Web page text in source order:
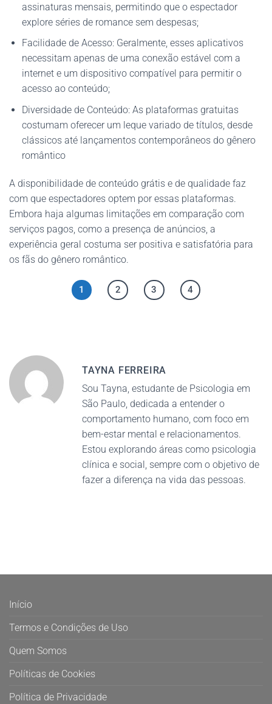
assinaturas mensais, permitindo que o espectador
explore séries de romance sem despesas;
Facilidade de Acesso: Geralmente, esses aplicativos
necessitam apenas de uma conexão estável com a
internet e um dispositivo compatível para permitir o
acesso ao conteúdo;
Diversidade de Conteúdo: As plataformas gratuitas
costumam oferecer um leque variado de títulos, desde
clássicos até lançamentos contemporâneos do gênero
romântico
A disponibilidade de conteúdo grátis e de qualidade faz
com que espectadores optem por essas plataformas.
Embora haja algumas limitações em comparação com
serviços pagos, como a presença de anúncios, a
experiência geral costuma ser positiva e satisfatória para
os fãs do gênero romântico.
1 2 3 4
TAYNA FERREIRA
Sou Tayna, estudante de Psicologia em
São Paulo, dedicada a entender o
comportamento humano, com foco em
bem-estar mental e relacionamentos.
Estou explorando áreas como psicologia
clínica e social, sempre com o objetivo de
fazer a diferença na vida das pessoas.
Início
Termos e Condições de Uso
Quem Somos
Políticas de Cookies
Política de Privacidade